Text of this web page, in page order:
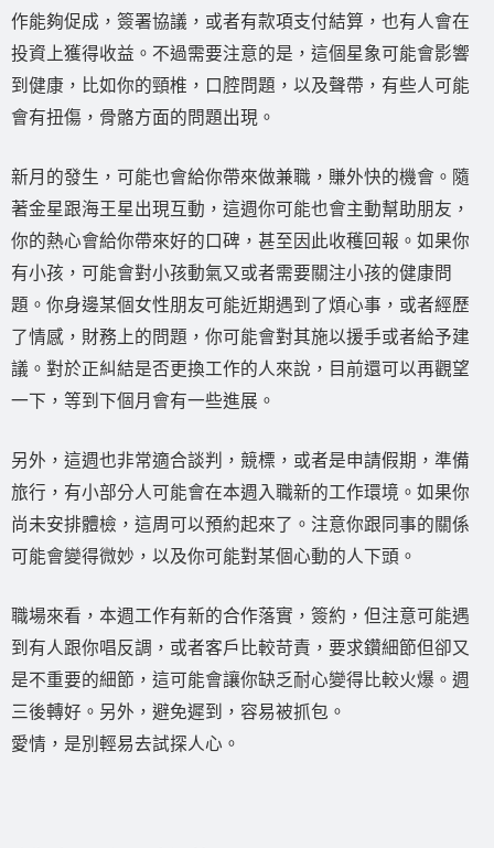
作能夠促成，簽署協議，或者有款項支付結算，也有人會在
投資上獲得收益。不過需要注意的是，這個星象可能會影響
到健康，比如你的頸椎，口腔問題，以及聲帶，有些人可能
會有扭傷，骨骼方面的問題出現。
新月的發生，可能也會給你帶來做兼職，賺外快的機會。隨
著金星跟海王星出現互動，這週你可能也會主動幫助朋友，
你的熱心會給你帶來好的口碑，甚至因此收穫回報。如果你
有小孩，可能會對小孩動氣又或者需要關注小孩的健康問
題。你身邊某個女性朋友可能近期遇到了煩心事，或者經歷
了情感，財務上的問題，你可能會對其施以援手或者給予建
議。對於正糾結是否更換工作的人來說，目前還可以再觀望
一下，等到下個月會有一些進展。
另外，這週也非常適合談判，競標，或者是申請假期，準備
旅行，有小部分人可能會在本週入職新的工作環境。如果你
尚未安排體檢，這周可以預約起來了。注意你跟同事的關係
可能會變得微妙，以及你可能對某個心動的人下頭。
職場來看，本週工作有新的合作落實，簽約，但注意可能遇
到有人跟你唱反調，或者客戶比較苛責，要求鑽細節但卻又
是不重要的細節，這可能會讓你缺乏耐心變得比較火爆。週
三後轉好。另外，避免遲到，容易被抓包。
愛情，是別輕易去試探人心。